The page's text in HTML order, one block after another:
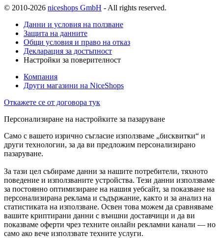
© 2010-2026 niceshops GmbH - All rights reserved.
Данни и условия на ползване
Защита на данните
Общи условия и право на отказ
Декларация за достъпност
Настройки за поверителност
Компания
Други магазини на NiceShops
Откажете се от договора тук
Персонализиране на настройките за пазаруване
Само с вашето изрично съгласие използваме „бисквитки“ и
други технологии, за да ви предложим персонализирано
пазаруване.
За тази цел събираме данни за нашите потребители, тяхното
поведение и използваните устройства. Тези данни използваме
за постоянно оптимизиране на нашия уебсайт, за показване на
персонализирана реклама и съдържание, както и за анализ на
статистиката на използване. Освен това можем да сравняваме
вашите криптирани данни с външни доставчици и да ви
показваме оферти чрез техните онлайн рекламни канали — но
само ако вече използвате техните услуги.